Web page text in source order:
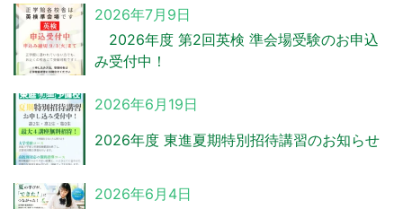
2026年度 第2回英検 準会場受験のお申込
み受付中！
2026年7月9日
2026年度 東進夏期特別招待講習のお知らせ
2026年6月19日
2026年6月4日